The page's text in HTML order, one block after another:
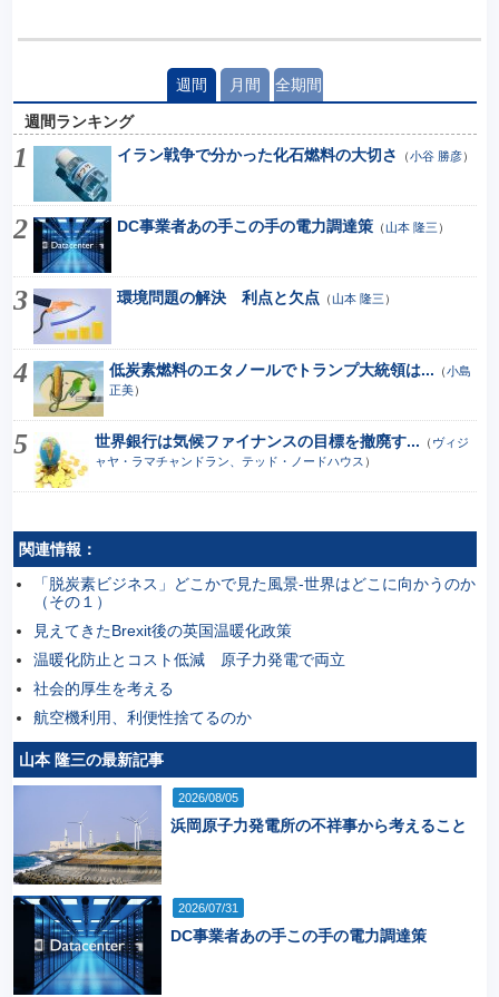
週間 月間 全期間
週間ランキング
イラン戦争で分かった化石燃料の大切さ
（小谷 勝彦）
DC事業者あの手この手の電力調達策（山本 隆三 ）
環境問題の解決 利点と欠点 （山本 隆三 ）
低炭素燃料のエタノールでトランプ大統領は... （小島
正美）
世界銀行は気候ファイナンスの目標を撤廃す... （ ヴィジ
ャヤ・ラマチャンドラン、テッド・ノードハウス ）
関連情報：
「脱炭素ビジネス」どこかで見た風景-世界はどこに向かうのか
（その１）
見えてきたBrexit後の英国温暖化政策
温暖化防止とコスト低減 原子力発電で両立
社会的厚生を考える
航空機利用、利便性捨てるのか
山本 隆三の最新記事
2026/08/05
浜岡原子力発電所の不祥事から考えること
2026/07/31
DC事業者あの手この手の電力調達策